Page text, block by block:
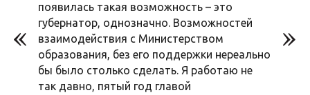
появилась такая возможность – это
губернатор, однозначно. Возможностей
взаимодействия с Министерством
образования, без его поддержки нереально
бы было столько сделать. Я работаю не
так давно, пятый год главой